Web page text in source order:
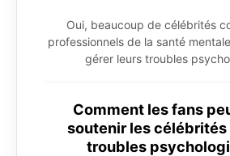
Oui, beaucoup de célébrités
professionnels de la santé
gérer leurs troubles
Comment les fans
soutenir les
troubles